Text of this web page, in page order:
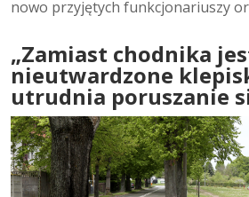
nowo przyjętych funkcjonariuszy
„Zamiast chodnika
nieutwardzone
utrudnia poruszanie